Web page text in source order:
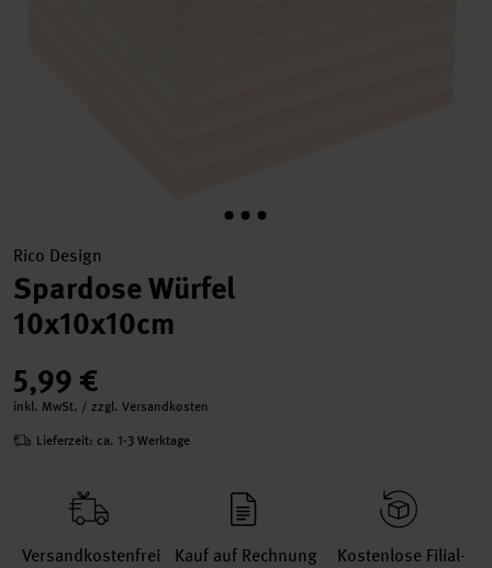
Rico Design
Spardose Würfel
10x10x10cm
5,99 €
inkl. MwSt. / zzgl. Versandkosten
Lieferzeit: ca. 1-3 Werktage
Versand­kosten­frei
Kauf auf Rechnung
Kosten­lose Filial­